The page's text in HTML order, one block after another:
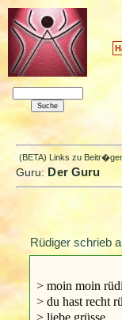
(BETA) Links zu
Guru: Der Guru
Rüdiger schrieb
> moin moin
> du hast recht